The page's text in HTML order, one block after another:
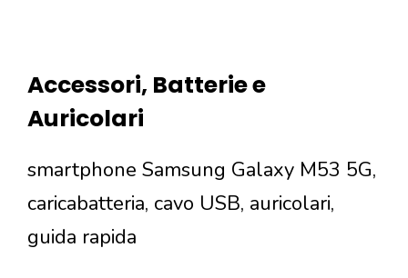
Accessori, Batterie e
Auricolari
smartphone Samsung Galaxy M53 5G,
caricabatteria, cavo USB, auricolari,
guida rapida